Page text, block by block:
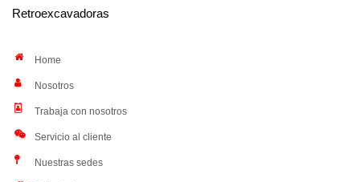
Retroexcavadoras
Home
Nosotros
Trabaja con nosotros
Servicio al cliente
Nuestras sedes